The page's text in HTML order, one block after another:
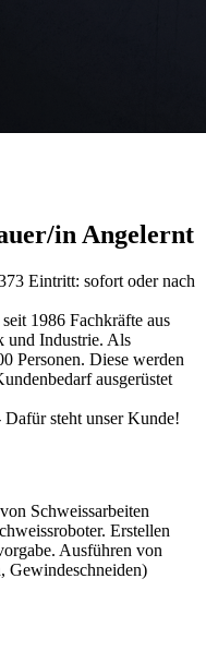
in Angelernt
Eintritt: sofort oder nach
1986 Fachkräfte aus
und Industrie. Als
Personen. Diese werden
ausgerüstet
steht unser Kunde!
Schweissarbeiten
Erstellen
Ausführen von
Gewindeschneiden)